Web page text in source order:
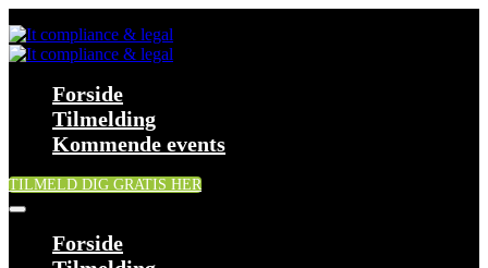
Forside
Tilmelding
Kommende events
TILMELD DIG GRATIS HER
Forside